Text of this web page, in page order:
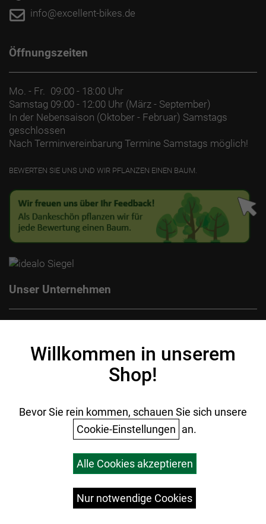
info@excellent-bikes.de
Öffnungszeiten
Mo. - Fr.
09:00 - 18:00 Uhr
Samstag 09:00 - 12:00 Uhr (März - September)
In der Nebensaison (Oktober - Februar) Samstags
geschlossen
Nach Terminvereinbarung Termine Samstags möglich!
BEWERTEN SIE UNS UND WIR PFLANZEN EINEN BAUM.
Unser Unternehmen
Datenschutz
Ihr Einkauf
Versandkosten
Willkommen in unserem
Shop!
Bevor Sie rein kommen, schauen Sie sich unsere
Cookie-Einstellungen an.
Alle Cookies akzeptieren
Nur notwendige Cookies